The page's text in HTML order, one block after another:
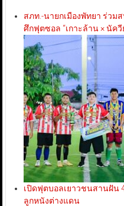
สภท.-นายกเมืองพัทยา ร่วม
ศึกฟุตซอล “เกาะล้าน × นัควี
เปิดฟุตบอลเยาวชนสานฝัน
ลูกหนังต่างแดน